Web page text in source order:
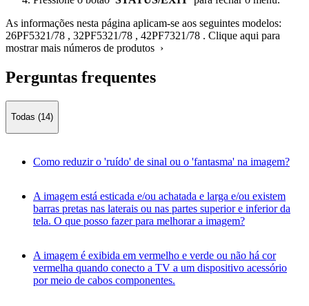
As informações nesta página aplicam-se aos seguintes modelos:
26PF5321/78 , 32PF5321/78 , 42PF7321/78 . Clique aqui para
mostrar mais números de produtos ›
Perguntas frequentes
Todas (14)
Como reduzir o 'ruído' de sinal ou o 'fantasma' na imagem?
A imagem está esticada e/ou achatada e larga e/ou existem
barras pretas nas laterais ou nas partes superior e inferior da
tela. O que posso fazer para melhorar a imagem?
A imagem é exibida em vermelho e verde ou não há cor
vermelha quando conecto a TV a um dispositivo acessório
por meio de cabos componentes.